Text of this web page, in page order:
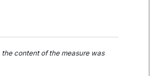
content of the measure was